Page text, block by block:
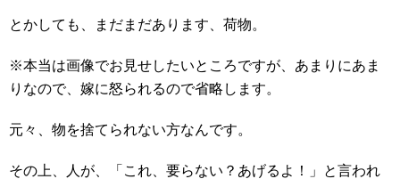
とかしても、まだまだあります、荷物。
※本当は画像でお見せしたいところですが、あまりにあま
りなので、嫁に怒られるので省略します。
元々、物を捨てられない方なんです。
その上、人が、「これ、要らない？あげるよ！」と言われ